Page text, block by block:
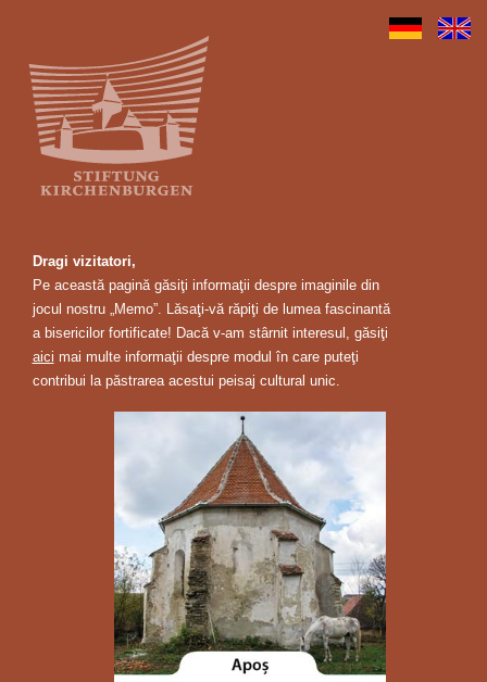
Dragi vizitatori,
Pe această pagină găsiţi informaţii despre imaginile din
jocul nostru „Memo”. Lăsaţi-vă răpiţi de lumea fascinantă
a bisericilor fortificate! Dacă v-am stârnit interesul, găsiţi
aici mai multe informaţii despre modul în care puteţi
contribui la păstrarea acestui peisaj cultural unic.